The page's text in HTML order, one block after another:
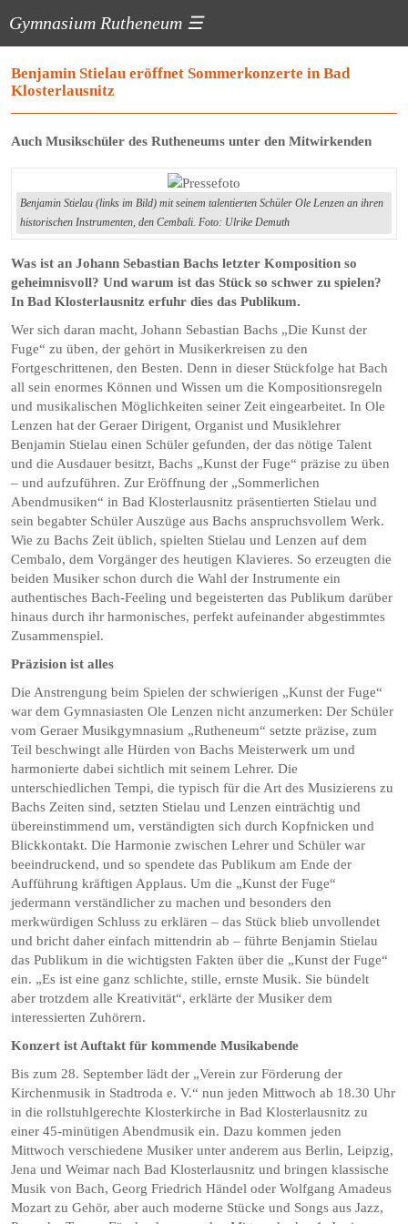
Gymnasium Rutheneum ☰
Benjamin Stielau eröffnet Sommerkonzerte in Bad
Klosterlausnitz
Auch Musikschüler des Rutheneums unter den Mitwirkenden
Benjamin Stielau (links im Bild) mit seinem talentierten Schüler Ole Lenzen an ihren
historischen Instrumenten, den Cembali. Foto: Ulrike Demuth
Was ist an Johann Sebastian Bachs letzter Komposition so
geheimnisvoll? Und warum ist das Stück so schwer zu spielen?
In Bad Klosterlausnitz erfuhr dies das Publikum.
Wer sich daran macht, Johann Sebastian Bachs „Die Kunst der
Fuge“ zu üben, der gehört in Musikerkreisen zu den
Fortgeschrittenen, den Besten. Denn in dieser Stückfolge hat Bach
all sein enormes Können und Wissen um die Kompositionsregeln
und musikalischen Möglichkeiten seiner Zeit eingearbeitet. In Ole
Lenzen hat der Geraer Dirigent, Organist und Musiklehrer
Benjamin Stielau einen Schüler gefunden, der das nötige Talent
und die Ausdauer besitzt, Bachs „Kunst der Fuge“ präzise zu üben
– und aufzuführen. Zur Eröffnung der „Sommerlichen
Abendmusiken“ in Bad Klosterlausnitz präsentierten Stielau und
sein begabter Schüler Auszüge aus Bachs anspruchsvollem Werk.
Wie zu Bachs Zeit üblich, spielten Stielau und Lenzen auf dem
Cembalo, dem Vorgänger des heutigen Klavieres. So erzeugten die
beiden Musiker schon durch die Wahl der Instrumente ein
authentisches Bach-Feeling und begeisterten das Publikum darüber
hinaus durch ihr harmonisches, perfekt aufeinander abgestimmtes
Zusammenspiel.
Präzision ist alles
Die Anstrengung beim Spielen der schwierigen „Kunst der Fuge“
war dem Gymnasiasten Ole Lenzen nicht anzumerken: Der Schüler
vom Geraer Musikgymnasium „Rutheneum“ setzte präzise, zum
Teil beschwingt alle Hürden von Bachs Meisterwerk um und
harmonierte dabei sichtlich mit seinem Lehrer. Die
unterschiedlichen Tempi, die typisch für die Art des Musizierens zu
Bachs Zeiten sind, setzten Stielau und Lenzen einträchtig und
übereinstimmend um, verständigten sich durch Kopfnicken und
Blickkontakt. Die Harmonie zwischen Lehrer und Schüler war
beeindruckend, und so spendete das Publikum am Ende der
Aufführung kräftigen Applaus. Um die „Kunst der Fuge“
jedermann verständlicher zu machen und besonders den
merkwürdigen Schluss zu erklären – das Stück blieb unvollendet
und bricht daher einfach mittendrin ab – führte Benjamin Stielau
das Publikum in die wichtigsten Fakten über die „Kunst der Fuge“
ein. „Es ist eine ganz schlichte, stille, ernste Musik. Sie bündelt
aber trotzdem alle Kreativität“, erklärte der Musiker dem
interessierten Zuhörern.
Konzert ist Auftakt für kommende Musikabende
Bis zum 28. September lädt der „Verein zur Förderung der
Kirchenmusik in Stadtroda e. V.“ nun jeden Mittwoch ab 18.30 Uhr
in die rollstuhlgerechte Klosterkirche in Bad Klosterlausnitz zu
einer 45-minütigen Abendmusik ein. Dazu kommen jeden
Mittwoch verschiedene Musiker unter anderem aus Berlin, Leipzig,
Jena und Weimar nach Bad Klosterlausnitz und bringen klassische
Musik von Bach, Georg Friedrich Händel oder Wolfgang Amadeus
Mozart zu Gehör, aber auch moderne Stücke und Songs aus Jazz,